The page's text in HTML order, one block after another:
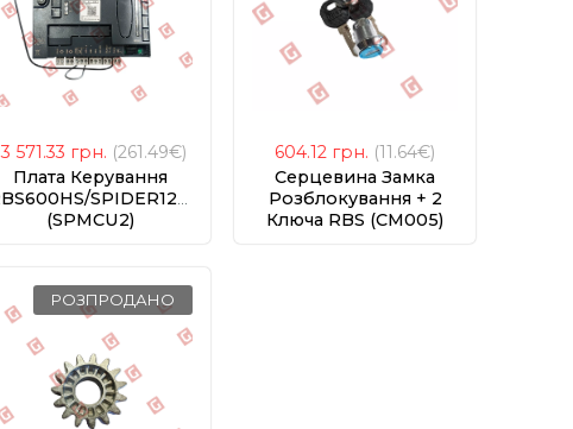
571.33 грн. (261.49€)
Плата Керування
SPIDER1200
(SPMCU2)
604.12 грн. (11.64€)
Серцевина Замка
Розблокування + 2
Ключа RBS (CM005)
РОЗПРОДАНО